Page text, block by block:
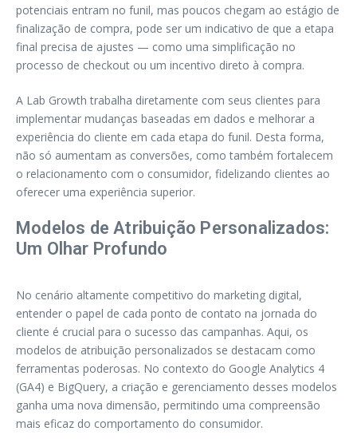
potenciais entram no funil, mas poucos chegam ao estágio de
finalização de compra, pode ser um indicativo de que a etapa
final precisa de ajustes — como uma simplificação no
processo de checkout ou um incentivo direto à compra.
A Lab Growth trabalha diretamente com seus clientes para
implementar mudanças baseadas em dados e melhorar a
experiência do cliente em cada etapa do funil. Desta forma,
não só aumentam as conversões, como também fortalecem
o relacionamento com o consumidor, fidelizando clientes ao
oferecer uma experiência superior.
Modelos de Atribuição Personalizados:
Um Olhar Profundo
No cenário altamente competitivo do marketing digital,
entender o papel de cada ponto de contato na jornada do
cliente é crucial para o sucesso das campanhas. Aqui, os
modelos de atribuição personalizados se destacam como
ferramentas poderosas. No contexto do Google Analytics 4
(GA4) e BigQuery, a criação e gerenciamento desses modelos
ganha uma nova dimensão, permitindo uma compreensão
mais eficaz do comportamento do consumidor.